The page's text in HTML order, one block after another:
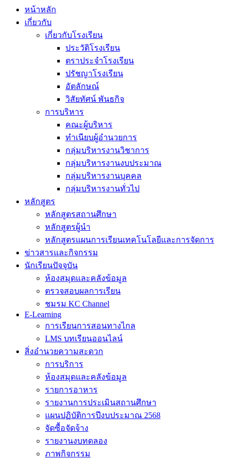
หน้าหลัก
เกี่ยวกับ
เกี่ยวกับโรงเรียน
ประวัติโรงเรียน
ตราประจำโรงเรียน
ปรัชญาโรงเรียน
อัตลักษณ์
วิสัยทัศน์ พันธกิจ
การบริหาร
คณะผู้บริหาร
ทำเนียบผู้อำนวยการ
กลุ่มบริหารงานวิชาการ
กลุ่มบริหารงานงบประมาณ
กลุ่มบริหารงานบุคคล
กลุ่มบริหารงานทั่วไป
หลักสูตร
หลักสูตรสถานศึกษา
หลักสูตรผู้นำ
หลักสูตรแผนการเรียนเทคโนโลยีและการจัดการ
ข่าวสารและกิจกรรม
นักเรียนปัจจุบัน
ห้องสมุดและคลังข้อมูล
ตรวจสอบผลการเรียน
ชมรม KC Channel
E-Learning
การเรียนการสอนทางไกล
LMS บทเรียนออนไลน์
สิ่งอำนวยความสะดวก
การบริการ
ห้องสมุดและคลังข้อมูล
รายการอาหาร
รายงานการประเมินสถานศึกษา
แผนปฏิบัติการปีงบประมาณ 2568
จัดซื้อจัดจ้าง
รายงานงบทดลอง
ภาพกิจกรรม